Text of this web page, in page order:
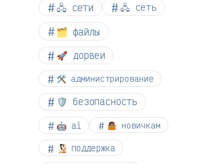
🖧 сети
🖧 сеть
🗂️ файлы
🚀 дорвеи
🛠️ администрирование
🛡️ безопасность
🤖 ai 🤷🏽 новичкам
🧏🏻 поддержка